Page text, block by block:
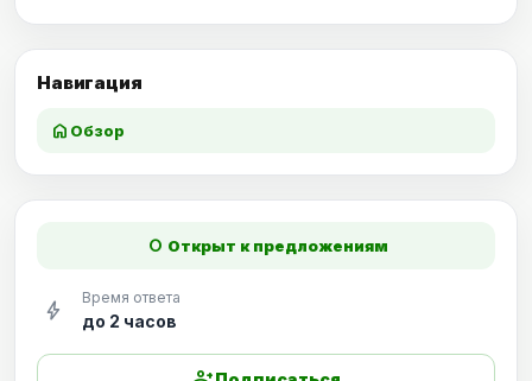
Навигация
home Обзор
fiber_manual_record Открыт к предложениям
bolt Время ответа
до 2 часов